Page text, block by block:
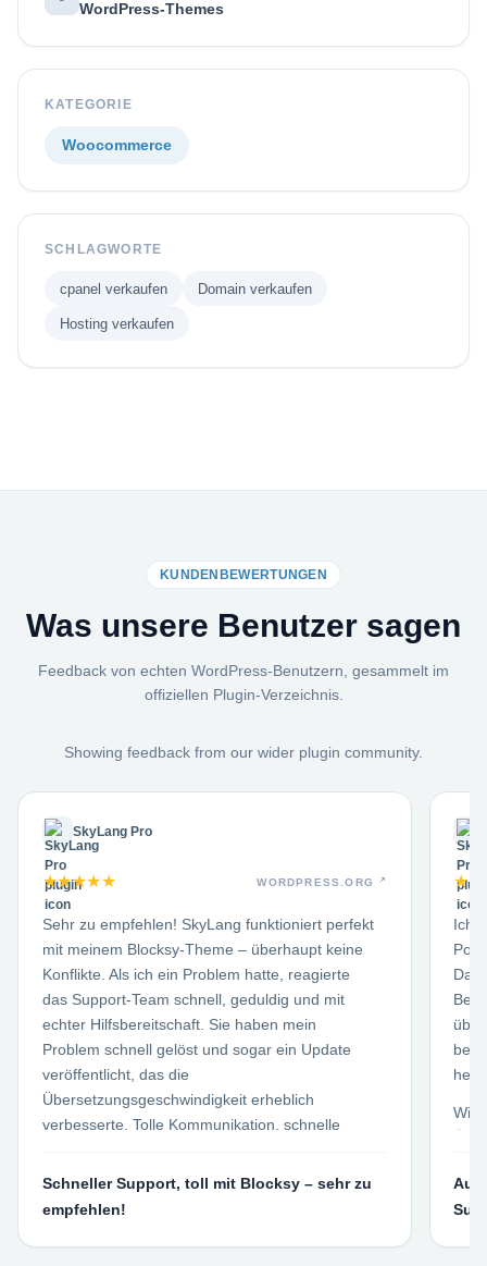
WordPress-Themes
KATEGORIE
Woocommerce
SCHLAGWORTE
cpanel verkaufen Domain verkaufen
Hosting verkaufen
KUNDENBEWERTUNGEN
Was unsere Benutzer sagen
Feedback von echten WordPress-Benutzern, gesammelt im
offiziellen Plugin-Verzeichnis.
Showing feedback from our wider plugin community.
SkyLang Pro
★★★★★ WORDPRESS.ORG
Sehr zu empfehlen! SkyLang funktioniert perfekt
mit meinem Blocksy-Theme – überhaupt keine
Konflikte. Als ich ein Problem hatte, reagierte
das Support-Team schnell, geduldig und mit
echter Hilfsbereitschaft. Sie haben mein
Problem schnell gelöst und sogar ein Update
veröffentlicht, das die
Übersetzungsgeschwindigkeit erheblich
verbesserte. Tolle Kommunikation, schnelle
wie ein Zauber. Vielen Dank an das SkyLang-
Team für Ihre großartige Unterstützung!
Schneller Support, toll mit Blocksy – sehr zu
empfehlen!
★★
Ich
Wir
alle